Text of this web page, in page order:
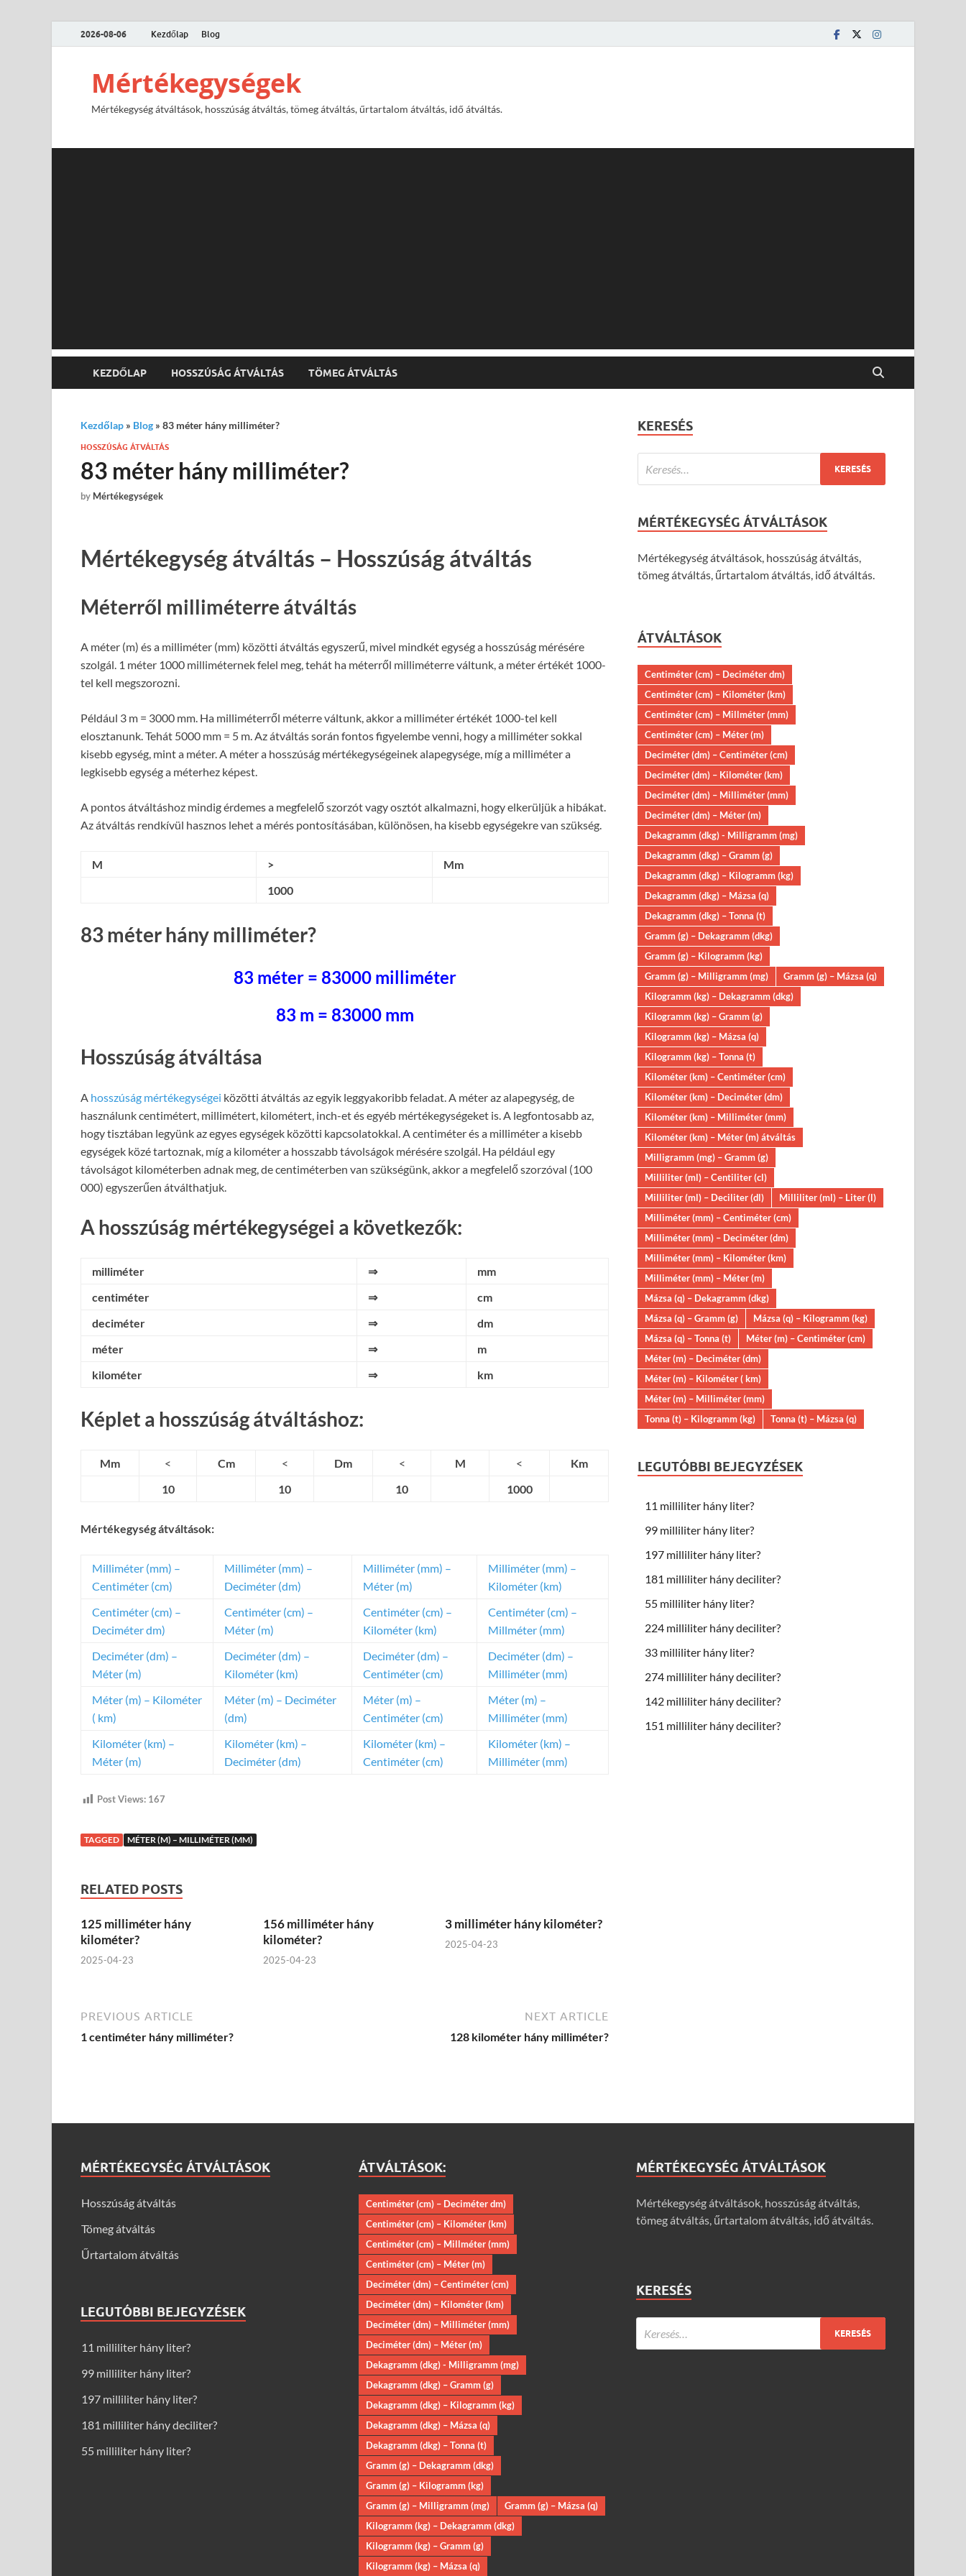
2026-08-06 Kezdőlap Blog
Mértékegységek
Mértékegység átváltások, hosszúság átváltás, tömeg átváltás, űrtartalom átváltás, idő átváltás.
KEZDŐLAP HOSSZÚSÁG ÁTVÁLTÁS TÖMEG ÁTVÁLTÁS
Kezdőlap » Blog » 83 méter hány milliméter?
HOSSZÚSÁG ÁTVÁLTÁS
83 méter hány milliméter?
by Mértékegységek
Mértékegység átváltás – Hosszúság átváltás
Méterről milliméterre átváltás
A méter (m) és a milliméter (mm) közötti átváltás egyszerű, mivel mindkét egység a hosszúság mérésére
szolgál. 1 méter 1000 milliméternek felel meg, tehát ha méterről milliméterre váltunk, a méter értékét 1000-
tel kell megszorozni.
Például 3 m = 3000 mm. Ha milliméterről méterre váltunk, akkor a milliméter értékét 1000-tel kell
elosztanunk. Tehát 5000 mm = 5 m. Az átváltás során fontos figyelembe venni, hogy a milliméter sokkal
kisebb egység, mint a méter. A méter a hosszúság mértékegységeinek alapegysége, míg a milliméter a
legkisebb egység a méterhez képest.
A pontos átváltáshoz mindig érdemes a megfelelő szorzót vagy osztót alkalmazni, hogy elkerüljük a hibákat.
Az átváltás rendkívül hasznos lehet a mérés pontosításában, különösen, ha kisebb egységekre van szükség.
M >
Mm
1000
83 méter hány milliméter?
83 méter = 83000 milliméter
83 m = 83000 mm
Hosszúság átváltása
A hosszúság mértékegységei közötti átváltás az egyik leggyakoribb feladat. A méter az alapegység, de
használunk centimétert, millimétert, kilométert, inch-et és egyéb mértékegységeket is. A legfontosabb az,
hogy tisztában legyünk az egyes egységek közötti kapcsolatokkal. A centiméter és a milliméter a kisebb
egységek közé tartoznak, míg a kilométer a hosszabb távolságok mérésére szolgál. Ha például egy
távolságot kilométerben adnak meg, de centiméterben van szükségünk, akkor a megfelelő szorzóval (100
000) egyszerűen átválthatjuk.
A hosszúság mértékegységei a következők:
milliméter ⇒
mm
centiméter
⇒
cm
deciméter
⇒
dm
méter
⇒
m
kilométer
⇒ km
Képlet a hosszúság átváltáshoz:
Mm < Cm < Dm < M <
Km
10
10 10 1000
Mértékegység átváltások:
Milliméter (mm) –
Centiméter (cm)
Milliméter (mm) –
Deciméter (dm)
Milliméter (mm) –
Méter (m)
Milliméter (mm) –
Kilométer (km)
Centiméter (cm) –
Deciméter dm)
Centiméter (cm) –
Méter (m)
Centiméter (cm) –
Kilométer (km)
Centiméter (cm) –
Millméter (mm)
Deciméter (dm) –
Méter (m)
Deciméter (dm) –
Kilométer (km)
Deciméter (dm) –
Centiméter (cm)
Deciméter (dm) –
Milliméter (mm)
Méter (m) – Kilométer
( km)
Méter (m) – Deciméter
(dm)
Méter (m) –
Centiméter (cm)
Méter (m) –
Milliméter (mm)
Kilométer (km) –
Méter (m)
Kilométer (km) –
Deciméter (dm)
Kilométer (km) –
Centiméter (cm)
Kilométer (km) –
Milliméter (mm)
Post Views: 167
TAGGED MÉTER (M) – MILLIMÉTER (MM)
RELATED POSTS
125 milliméter hány
kilométer?
2025-04-23
156 milliméter hány
kilométer?
2025-04-23
3 milliméter hány kilométer?
2025-04-23
PREVIOUS ARTICLE
1 centiméter hány milliméter?
NEXT ARTICLE
128 kilométer hány milliméter?
KERESÉS
MÉRTÉKEGYSÉG ÁTVÁLTÁSOK
Mértékegység átváltások, hosszúság átváltás,
tömeg átváltás, űrtartalom átváltás, idő átváltás.
ÁTVÁLTÁSOK
Centiméter (cm) – Deciméter dm)
Centiméter (cm) – Kilométer (km)
Centiméter (cm) – Millméter (mm)
Centiméter (cm) – Méter (m)
Deciméter (dm) – Centiméter (cm)
Deciméter (dm) – Kilométer (km)
Deciméter (dm) – Milliméter (mm)
Deciméter (dm) – Méter (m)
Dekagramm (dkg) - Milligramm (mg)
Dekagramm (dkg) – Gramm (g)
Dekagramm (dkg) – Kilogramm (kg)
Dekagramm (dkg) – Mázsa (q)
Dekagramm (dkg) – Tonna (t)
Gramm (g) – Dekagramm (dkg)
Gramm (g) – Kilogramm (kg)
Gramm (g) – Milligramm (mg)
Gramm (g) – Mázsa (q)
Kilogramm (kg) – Dekagramm (dkg)
Kilogramm (kg) – Gramm (g)
Kilogramm (kg) – Mázsa (q)
Kilogramm (kg) – Tonna (t)
Kilométer (km) – Centiméter (cm)
Kilométer (km) – Deciméter (dm)
Kilométer (km) – Milliméter (mm)
Kilométer (km) – Méter (m) átváltás
Milligramm (mg) – Gramm (g)
Milliliter (ml) – Centiliter (cl)
Milliliter (ml) – Deciliter (dl)
Milliliter (ml) – Liter (l)
Milliméter (mm) – Centiméter (cm)
Milliméter (mm) – Deciméter (dm)
Milliméter (mm) – Kilométer (km)
Milliméter (mm) – Méter (m)
Mázsa (q) – Dekagramm (dkg)
Mázsa (q) – Gramm (g)
Mázsa (q) – Kilogramm (kg)
Mázsa (q) – Tonna (t)
Méter (m) – Centiméter (cm)
Méter (m) – Deciméter (dm)
Méter (m) – Kilométer ( km)
Méter (m) – Milliméter (mm)
Tonna (t) – Kilogramm (kg)
Tonna (t) – Mázsa (q)
LEGUTÓBBI BEJEGYZÉSEK
11 milliliter hány liter?
99 milliliter hány liter?
197 milliliter hány liter?
181 milliliter hány deciliter?
55 milliliter hány liter?
224 milliliter hány deciliter?
33 milliliter hány liter?
274 milliliter hány deciliter?
142 milliliter hány deciliter?
151 milliliter hány deciliter?
MÉRTÉKEGYSÉG ÁTVÁLTÁSOK
Hosszúság átváltás
Tömeg átváltás
Űrtartalom átváltás
LEGUTÓBBI BEJEGYZÉSEK
11 milliliter hány liter?
99 milliliter hány liter?
197 milliliter hány liter?
181 milliliter hány deciliter?
55 milliliter hány liter?
ÁTVÁLTÁSOK:
Centiméter (cm) – Deciméter dm)
Centiméter (cm) – Kilométer (km)
Centiméter (cm) – Millméter (mm)
Centiméter (cm) – Méter (m)
Deciméter (dm) – Centiméter (cm)
Deciméter (dm) – Kilométer (km)
Deciméter (dm) – Milliméter (mm)
Deciméter (dm) – Méter (m)
Dekagramm (dkg) - Milligramm (mg)
Dekagramm (dkg) – Gramm (g)
Dekagramm (dkg) – Kilogramm (kg)
Dekagramm (dkg) – Mázsa (q)
Dekagramm (dkg) – Tonna (t)
Gramm (g) – Dekagramm (dkg)
Gramm (g) – Kilogramm (kg)
Gramm (g) – Milligramm (mg)
Gramm (g) – Mázsa (q)
Kilogramm (kg) – Dekagramm (dkg)
Kilogramm (kg) – Gramm (g)
Kilogramm (kg) – Mázsa (q)
MÉRTÉKEGYSÉG ÁTVÁLTÁSOK
Mértékegység átváltások, hosszúság átváltás,
tömeg átváltás, űrtartalom átváltás, idő átváltás.
KERESÉS